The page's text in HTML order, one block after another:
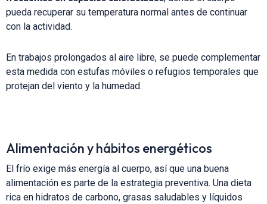
pueda recuperar su temperatura normal antes de continuar
con la actividad.
En trabajos prolongados al aire libre, se puede complementar
esta medida con estufas móviles o refugios temporales que
protejan del viento y la humedad.
Alimentación y hábitos energéticos
El frío exige más energía al cuerpo, así que una buena
alimentación es parte de la estrategia preventiva. Una dieta
rica en hidratos de carbono, grasas saludables y líquidos